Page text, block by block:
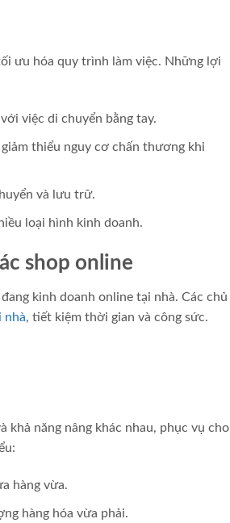
ưu hóa quy trình làm việc. Những lợi
việc di chuyển bằng tay.
giảm thiểu nguy cơ chấn thương khi
và lưu trữ.
loại hình kinh doanh.
shop online
kinh doanh online tại nhà. Các chủ
nhà, tiết kiệm thời gian và công sức.
năng nâng khác nhau, phục vụ cho
hàng vừa.
hàng hóa vừa phải.